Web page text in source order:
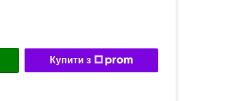
Купити з